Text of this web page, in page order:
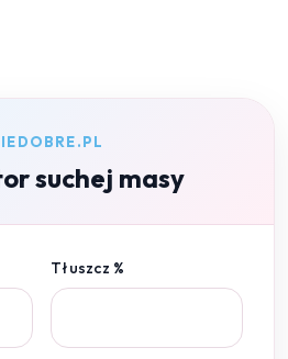
suchej masy
Tłuszcz %